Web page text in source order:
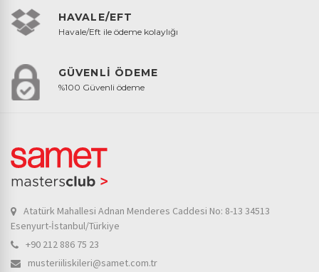
HAVALE/EFT
Havale/Eft ile ödeme kolaylığı
GÜVENLİ ÖDEME
%100 Güvenli ödeme
Atatürk Mahallesi Adnan Menderes Caddesi No: 8-13 34513
Esenyurt-İstanbul/Türkiye
+90 212 886 75 23
musteriiliskileri@samet.com.tr